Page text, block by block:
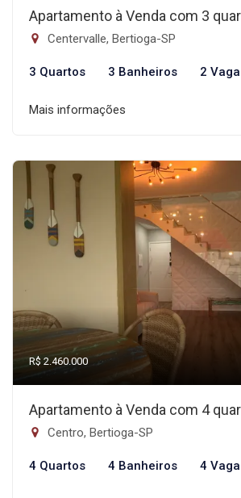
Apartamento à Venda com 3
Centervalle, Bertioga-SP
3 Quartos 3 Banheiros 2
Mais informações
R$ 2.460.000
Apartamento à Venda com 4
Centro, Bertioga-SP
4 Quartos 4 Banheiros 4